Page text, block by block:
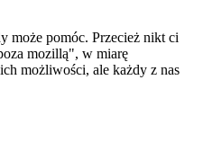
może pomóc. Przecież nikt ci
mozillą", w miarę
możliwości, ale każdy z nas